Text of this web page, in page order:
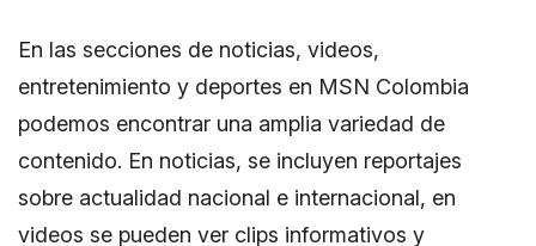
En las secciones de noticias, videos,
entretenimiento y deportes en MSN Colombia
podemos encontrar una amplia variedad de
contenido. En noticias, se incluyen reportajes
sobre actualidad nacional e internacional, en
videos se pueden ver clips informativos y